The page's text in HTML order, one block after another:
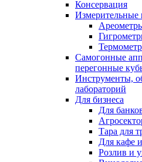
Консервация
Измерительные
Самогонные
перегонные
Инструменты,
лабораторий
Для бизнеса
Для
Тара для
Для кафе
Розлив и